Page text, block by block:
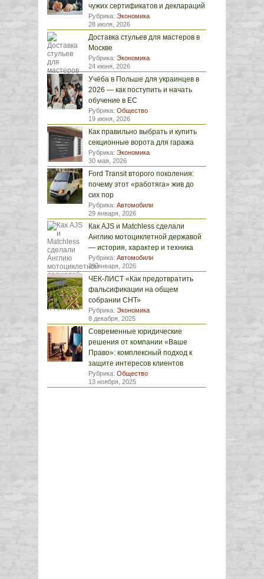
чужих сертификатов и деклараций
Рубрика: Экономика
28 июля, 2026
Доставка стульев для мастеров в
Москве
Рубрика: Экономика
24 июня, 2026
Учёба в Польше для украинцев в
2026 — как поступить и начать
обучение в ЕС
Рубрика: Общество
19 июня, 2026
Как правильно выбрать и купить
секционные ворота для гаража
Рубрика: Экономика
30 мая, 2026
Ford Transit второго поколения:
почему этот «работяга» жив до
сих пор
Рубрика: Автомобили
29 января, 2026
Как AJS и Matchless сделали
Англию мотоциклетной державой
— история, характер и техника
Рубрика: Автомобили
29 января, 2026
ЧЕК-ЛИСТ «Как предотвратить
фальсификации на общем
собрании СНТ»
Рубрика: Экономика
8 декабря, 2025
Современные юридические
решения от компании «Ваше
Право»: комплексный подход к
защите интересов клиентов
Рубрика: Общество
13 ноября, 2025